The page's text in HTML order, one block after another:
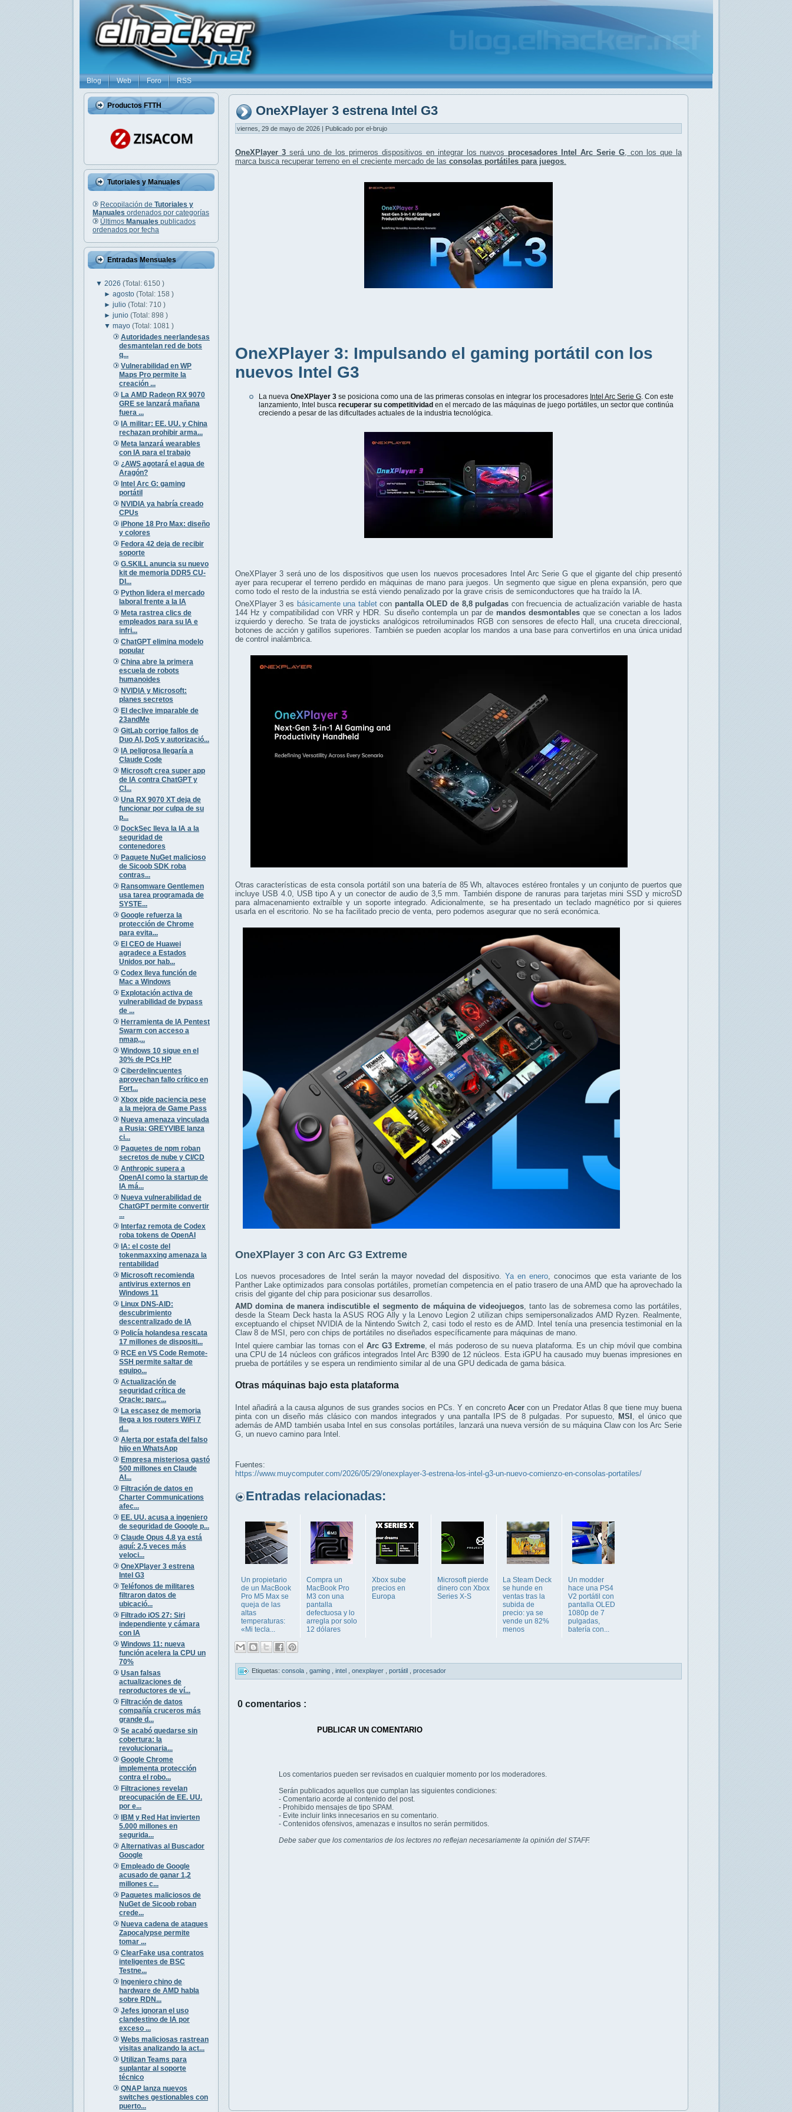
Blog Web Foro RSS
Productos FTTH
Tutoriales y Manuales
Recopilación de Tutoriales y
Manuales ordenados por categorías
Últimos Manuales publicados
ordenados por fecha
Entradas Mensuales
▼ 2026 (Total: 6150 )
►agosto(Total: 158 )
►julio(Total: 710 )
►junio(Total: 898 )
▼mayo(Total: 1081 )
Autoridades neerlandesas
desmantelan red de bots
q...
Vulnerabilidad en WP
Maps Pro permite la
creación ...
La AMD Radeon RX 9070
GRE se lanzará mañana
fuera ...
IA militar: EE. UU. y China
rechazan prohibir arma...
Meta lanzará wearables
con IA para el trabajo
¿AWS agotará el agua de
Aragón?
Intel Arc G: gaming
portátil
NVIDIA ya habría creado
CPUs
iPhone 18 Pro Max: diseño
y colores
Fedora 42 deja de recibir
soporte
G.SKILL anuncia su nuevo
kit de memoria DDR5 CU-
DI...
Python lidera el mercado
laboral frente a la IA
Meta rastrea clics de
empleados para su IA e
infri...
ChatGPT elimina modelo
popular
China abre la primera
escuela de robots
humanoides
NVIDIA y Microsoft:
planes secretos
El declive imparable de
23andMe
GitLab corrige fallos de
Duo AI, DoS y autorizació...
IA peligrosa llegaría a
Claude Code
Microsoft crea super app
de IA contra ChatGPT y
Cl...
Una RX 9070 XT deja de
funcionar por culpa de su
p...
DockSec lleva la IA a la
seguridad de
contenedores
Paquete NuGet malicioso
de Sicoob SDK roba
contras...
Ransomware Gentlemen
usa tarea programada de
SYSTE...
Google refuerza la
protección de Chrome
para evita...
El CEO de Huawei
agradece a Estados
Unidos por hab...
Codex lleva función de
Mac a Windows
Explotación activa de
vulnerabilidad de bypass
de ...
Herramienta de IA Pentest
Swarm con acceso a
nmap,...
Windows 10 sigue en el
30% de PCs HP
Ciberdelincuentes
aprovechan fallo crítico en
Fort...
Xbox pide paciencia pese
a la mejora de Game Pass
Nueva amenaza vinculada
a Rusia: GREYVIBE lanza
ci...
Paquetes de npm roban
secretos de nube y CI/CD
Anthropic supera a
OpenAI como la startup de
IA má...
Nueva vulnerabilidad de
ChatGPT permite convertir
...
Interfaz remota de Codex
roba tokens de OpenAI
IA: el coste del
tokenmaxxing amenaza la
rentabilidad
Microsoft recomienda
antivirus externos en
Windows 11
Linux DNS-AID:
descubrimiento
descentralizado de IA
Policía holandesa rescata
17 millones de dispositi...
RCE en VS Code Remote-
SSH permite saltar de
equipo...
Actualización de
seguridad crítica de
Oracle: parc...
La escasez de memoria
llega a los routers WiFi 7
d...
Alerta por estafa del falso
hijo en WhatsApp
Empresa misteriosa gastó
500 millones en Claude
AI...
Filtración de datos en
Charter Communications
afec...
EE. UU. acusa a ingeniero
de seguridad de Google p...
Claude Opus 4.8 ya está
aquí: 2,5 veces más
veloci...
OneXPlayer 3 estrena
Intel G3
Teléfonos de militares
filtraron datos de
ubicació...
Filtrado iOS 27: Siri
independiente y cámara
con IA
Windows 11: nueva
función acelera la CPU un
70%
Usan falsas
actualizaciones de
reproductores de ví...
Filtración de datos
compañía cruceros más
grande d...
Se acabó quedarse sin
cobertura: la
revolucionaria...
Google Chrome
implementa protección
contra el robo...
Filtraciones revelan
preocupación de EE. UU.
por e...
IBM y Red Hat invierten
5.000 millones en
segurida...
Alternativas al Buscador
Google
Empleado de Google
acusado de ganar 1,2
millones c...
Paquetes maliciosos de
NuGet de Sicoob roban
crede...
Nueva cadena de ataques
Zapocalypse permite
tomar ...
ClearFake usa contratos
inteligentes de BSC
Testne...
Ingeniero chino de
hardware de AMD habla
sobre RDN...
Jefes ignoran el uso
clandestino de IA por
exceso ...
Webs maliciosas rastrean
visitas analizando la act...
Utilizan Teams para
suplantar al soporte
técnico
QNAP lanza nuevos
switches gestionables con
puerto...
OneXPlayer 3 estrena Intel G3
viernes, 29 de mayo de 2026 | Publicado por el-brujo
OneXPlayer 3será uno de los primeros dispositivos en integrar los nuevos procesadores Intel Arc Serie G , con los que la
marca busca recuperar terreno en el creciente mercado de las consolas portátiles para juegos
OneXPlayer 3: Impulsando el gaming portátil con los
nuevos Intel G3
La nueva OneXPlayer 3 se posiciona como una de las primeras consolas en integrar los procesadores Intel Arc Serie G. Con este
lanzamiento, Intel busca recuperar su competitividad en el mercado de las máquinas de juego portátiles, un sector que continúa
creciendo a pesar de las dificultades actuales de la industria tecnológica.
OneXPlayer 3 será uno de los dispositivos que usen los nuevos procesadores Intel Arc Serie G que el gigante del chip presentó
ayer para recuperar el terreno perdido en máquinas de mano para juegos. Un segmento que sigue en plena expansión, pero que
como todo el resto de la industria se está viendo penalizado por la grave crisis de semiconductores que ha traído la IA.
OneXPlayer 3 es básicamente una tabletcon pantalla OLED de 8,8 pulgadas con frecuencia de actualización variable de hasta
144 Hz y compatibilidad con VRR y HDR. Su diseño contempla un par de mandos desmontables que se conectan a los lados
izquierdo y derecho. Se trata de joysticks analógicos retroiluminados RGB con sensores de efecto Hall, una cruceta direccional,
botones de acción y gatillos superiores. También se pueden acoplar los mandos a una base para convertirlos en una única unidad
de control inalámbrica.
Otras características de esta consola portátil son una batería de 85 Wh, altavoces estéreo frontales y un conjunto de puertos que
incluye USB 4.0, USB tipo A y un conector de audio de 3,5 mm. También dispone de ranuras para tarjetas mini SSD y microSD
para almacenamiento extraíble y un soporte integrado. Adicionalmente, se ha presentado un teclado magnético por si quieres
usarla en el escritorio. No se ha facilitado precio de venta, pero podemos asegurar que no será económica.
OneXPlayer 3 con Arc G3 Extreme
Los nuevos procesadores de Intel serán la mayor novedad del dispositivo. Ya en enero , conocimos que esta variante de los
Panther Lake optimizados para consolas portátiles, prometían competencia en el patio trasero de una AMD que ha aprovechado la
crisis del gigante del chip para posicionar sus desarrollos.
AMD domina de manera indiscutible el segmento de máquina de videojuegos, tanto las de sobremesa como las portátiles,
desde la Steam Deck hasta la ASUS ROG Ally y la Lenovo Legion 2 utilizan chips semipersonalizados AMD Ryzen. Realmente,
exceptuando el chipset NVIDIA de la Nintendo Switch 2, casi todo el resto es de AMD. Intel tenía una presencia testimonial en la
Claw 8 de MSI, pero con chips de portátiles no diseñados específicamente para máquinas de mano.
Intel quiere cambiar las tornas con elArc G3 Extreme, el más poderoso de su nueva plataforma. Es un chip móvil que combina
una CPU de 14 núcleos con gráficos integrados Intel Arc B390 de 12 núcleos. Esta iGPU ha causado muy buenas impresiones en
prueba de portátiles y se espera un rendimiento similar al de una GPU dedicada de gama básica.
Otras máquinas bajo esta plataforma
Intel añadirá a la causa algunos de sus grandes socios en PCs. Y en concreto Acercon un Predator Atlas 8 que tiene muy buena
pinta con un diseño más clásico con mandos integrados y una pantalla IPS de 8 pulgadas. Por supuesto, MSI , el único que
además de AMD también usaba Intel en sus consolas portátiles, lanzará una nueva versión de su máquina Claw con los Arc Serie
G, un nuevo camino para Intel.
Fuentes:
https://www.muycomputer.com/2026/05/29/onexplayer-3-estrena-los-intel-g3-un-nuevo-comienzo-en-consolas-portatiles/
Entradas relacionadas:
Un propietario
de un MacBook
Pro M5 Max se
queja de las
altas
temperaturas:
«Mi tecla...
Compra un
MacBook Pro
M3 con una
pantalla
defectuosa y lo
arregla por solo
12 dólares
Xbox sube
precios en
Europa
Microsoft pierde
dinero con Xbox
Series X-S
La Steam Deck
se hunde en
ventas tras la
subida de
precio: ya se
vende un 82%
menos
Un modder
hace una PS4
V2 portátil con
pantalla OLED
1080p de 7
pulgadas,
batería con...
Etiquetas: consola gaming intel onexplayer portátil procesador
0 comentarios :
PUBLICAR UN COMENTARIO
Los comentarios pueden ser revisados en cualquier momento por los moderadores.
Serán publicados aquellos que cumplan las siguientes condiciones:
- Comentario acorde al contenido del post.
- Prohibido mensajes de tipo SPAM.
- Evite incluir links innecesarios en su comentario.
- Contenidos ofensivos, amenazas e insultos no serán permitidos.
Debe saber que los comentarios de los lectores no reflejan necesariamente la opinión del STAFF.